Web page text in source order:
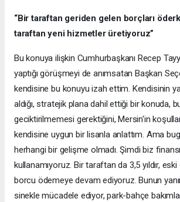
“Bir taraftan geriden gelen borçları
taraftan yeni hizmetler üretiyoruz”
Bu konuya ilişkin Cumhurbaşkanı Recep
yaptığı görüşmeyi de anımsatan Başkan
kendisine bu konuyu izah ettim. Kendisinin
aldığı, stratejik plana dahil ettiği bir konuda,
geciktirilmemesi gerektiğini, Mersin'in
kendisine uygun bir lisanla anlattım. Ama
herhangi bir gelişme olmadı. Şimdi biz
kullanamıyoruz. Bir taraftan da 3,5 yıldır, eski
borcu ödemeye devam ediyoruz. Bunun
sinekle mücadele ediyor, park-bahçe